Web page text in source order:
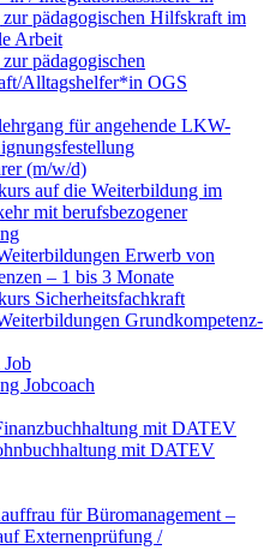
pädagogischen Hilfskraft im
Arbeit
pädagogischen
Alltagshelfer*in OGS
für angehende LKW-
(m/w/d)
auf die Weiterbildung im
mit berufsbezogener
Erwerb von
– 1 bis 3 Monate
Sicherheitsfachkraft
Grundkompetenz-
Jobcoach
mit DATEV
mit DATEV
für Büromanagement –
Externenprüfung /